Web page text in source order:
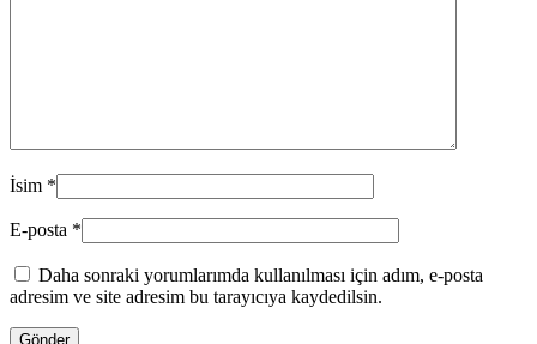
İsim *
E-posta *
Daha sonraki yorumlarımda kullanılması için adım, e-posta
adresim ve site adresim bu tarayıcıya kaydedilsin.